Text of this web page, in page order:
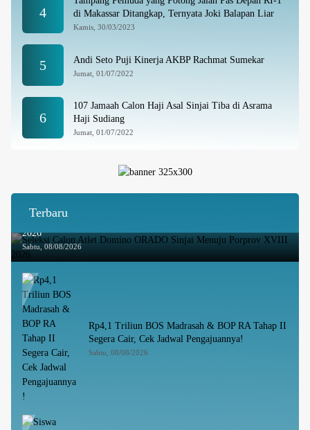
4
di Makassar Ditangkap, Ternyata Joki Balapan Liar
Kamis, 30/03/2023
5 Andi Seto Puji Kinerja AKBP Rachmat Sumekar
Jumat, 01/07/2022
6
107 Jamaah Calon Haji Asal Sinjai Tiba di Asrama
Haji Sudiang
Jumat, 01/07/2022
Terbaru
Seleksi Calon Atlet Domino ORADO Sinjai Menuju Porprov XVIII
2026
Sabtu, 08/08/2026
Rp4,1 Triliun BOS Madrasah & BOP RA Tahap II
Segera Cair, Cek Jadwal Pengajuannya!
Sabtu, 08/08/2026